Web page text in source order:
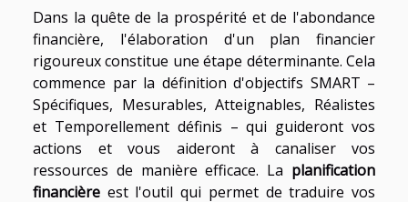
Dans la quête de la prospérité et de l'abondance
financière, l'élaboration d'un plan financier
rigoureux constitue une étape déterminante. Cela
commence par la définition d'objectifs SMART –
Spécifiques, Mesurables, Atteignables, Réalistes
et Temporellement définis – qui guideront vos
actions et vous aideront à canaliser vos
ressources de manière efficace. La planification
financière est l'outil qui permet de traduire vos